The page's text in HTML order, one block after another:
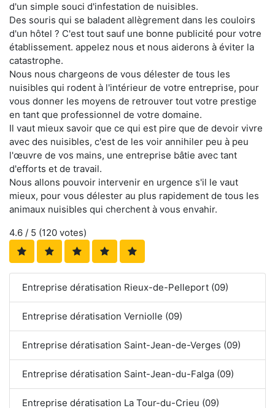
d'un simple souci d'infestation de nuisibles.
Des souris qui se baladent allègrement dans les couloirs
d'un hôtel ? C'est tout sauf une bonne publicité pour votre
établissement. appelez nous et nous aiderons à éviter la
catastrophe.
Nous nous chargeons de vous délester de tous les
nuisibles qui rodent à l'intérieur de votre entreprise, pour
vous donner les moyens de retrouver tout votre prestige
en tant que professionnel de votre domaine.
Il vaut mieux savoir que ce qui est pire que de devoir vivre
avec des nuisibles, c'est de les voir annihiler peu à peu
l'œuvre de vos mains, une entreprise bâtie avec tant
d'efforts et de travail.
Nous allons pouvoir intervenir en urgence s'il le vaut
mieux, pour vous délester au plus rapidement de tous les
animaux nuisibles qui cherchent à vous envahir.
4.6 / 5 (120 votes)
Entreprise dératisation Rieux-de-Pelleport (09)
Entreprise dératisation Verniolle (09)
Entreprise dératisation Saint-Jean-de-Verges (09)
Entreprise dératisation Saint-Jean-du-Falga (09)
Entreprise dératisation La Tour-du-Crieu (09)